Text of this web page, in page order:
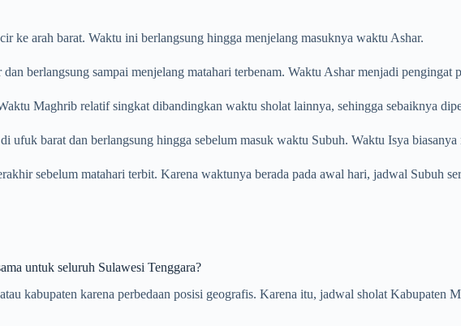
ke arah barat. Waktu ini berlangsung hingga menjelang masuknya waktu Ashar.
berlangsung sampai menjelang matahari terbenam. Waktu Ashar menjadi pengingat
Maghrib relatif singkat dibandingkan waktu sholat lainnya, sehingga sebaiknya
ufuk barat dan berlangsung hingga sebelum masuk waktu Subuh. Waktu Isya
sebelum matahari terbit. Karena waktunya berada pada awal hari, jadwal Subuh
untuk seluruh Sulawesi Tenggara?
kabupaten karena perbedaan posisi geografis. Karena itu, jadwal sholat